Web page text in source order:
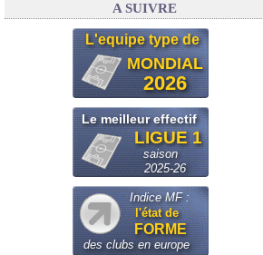
A SUIVRE
L'equipe type de
MONDIAL
2026
Le meilleur effectif
LIGUE 1
saison
2025-26
Indice MF :
l'état de
FORME
des clubs en europe